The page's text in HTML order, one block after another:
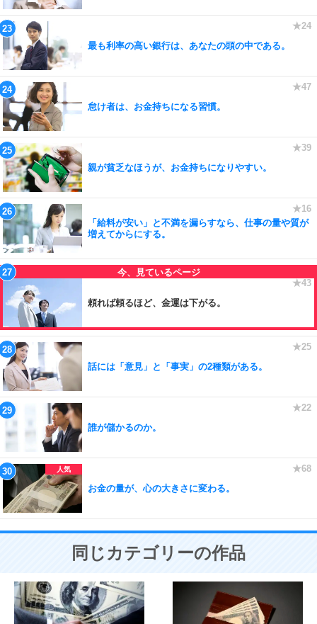
最も利率の高い銀行は、あなたの頭の中である。
怠け者は、お金持ちになる習慣。
親が貧乏なほうが、お金持ちになりやすい。
「給料が安い」と不満を漏らすなら、仕事の量や質が
増えてからにする。
頼れば頼るほど、金運は下がる。
話には「意見」と「事実」の2種類がある。
誰が儲かるのか。
お金の量が、心の大きさに変わる。
同じカテゴリーの作品